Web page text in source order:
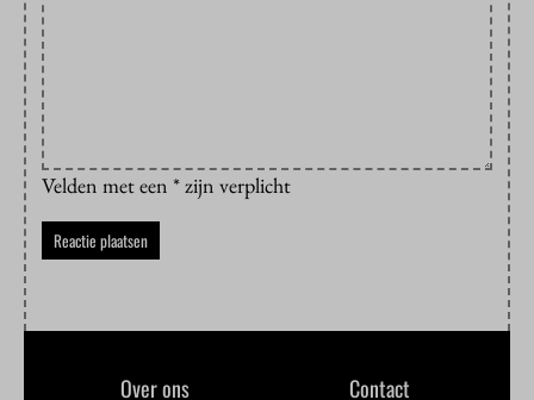
Velden met een * zijn verplicht
Over ons Contact